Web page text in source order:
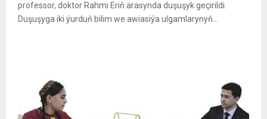
professor, doktor Rahmi Eriň arasynda duşuşyk geçirildi.
Duşuşyga iki ýurduň bilim we awiasiýa ulgamlarynyň...